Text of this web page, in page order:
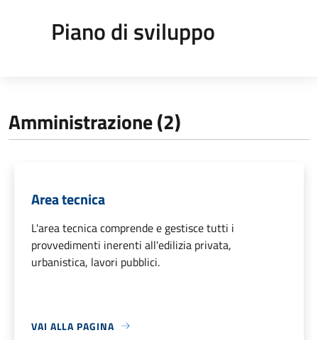
Piano di sviluppo
Amministrazione (2)
Area tecnica
L'area tecnica comprende e gestisce tutti i
provvedimenti inerenti all'edilizia privata,
urbanistica, lavori pubblici.
VAI ALLA PAGINA